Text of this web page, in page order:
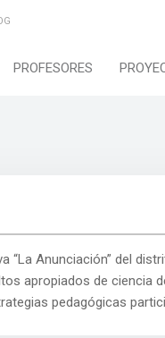
PROFESORES
“La Anunciación” del
apropiados de ciencia
pedagógicas